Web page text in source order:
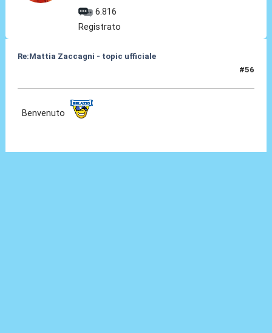
6.816
Registrato
Re:Mattia Zaccagni - topic ufficiale
#56
Benvenuto